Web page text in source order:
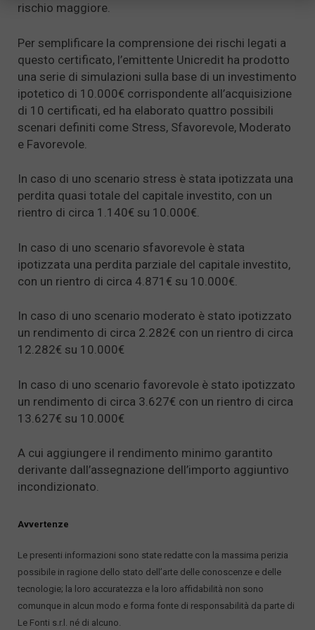
rischio maggiore.
Per semplificare la comprensione dei rischi legati a
questo certificato, l’emittente Unicredit ha prodotto
una serie di simulazioni sulla base di un investimento
ipotetico di 10.000€ corrispondente all’acquisizione
di 10 certificati, ed ha elaborato quattro possibili
scenari definiti come Stress, Sfavorevole, Moderato
e Favorevole.
In caso di uno scenario stress è stata ipotizzata una
perdita quasi totale del capitale investito, con un
rientro di circa 1.140€ su 10.000€.
In caso di uno scenario sfavorevole è stata
ipotizzata una perdita parziale del capitale investito,
con un rientro di circa 4.871€ su 10.000€.
In caso di uno scenario moderato è stato ipotizzato
un rendimento di circa 2.282€ con un rientro di circa
12.282€ su 10.000€
In caso di uno scenario favorevole è stato ipotizzato
un rendimento di circa 3.627€ con un rientro di circa
13.627€ su 10.000€
A cui aggiungere il rendimento minimo garantito
derivante dall’assegnazione dell’importo aggiuntivo
incondizionato.
Avvertenze
Le presenti informazioni sono state redatte con la massima perizia
possibile in ragione dello stato dell’arte delle conoscenze e delle
tecnologie; la loro accuratezza e la loro affidabilità non sono
comunque in alcun modo e forma fonte di responsabilità da parte di
Le Fonti s.r.l. né di alcuno.